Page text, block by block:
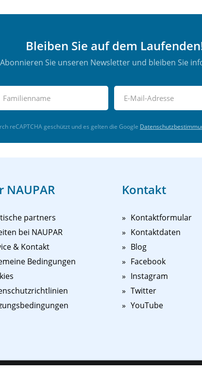
Bleiben Sie auf dem
Abonnieren Sie unseren Newsletter und bleiben Sie
reCAPTCHA geschützt und es gelten die Google
NAUPAR
partners
bei NAUPAR
& Kontakt
Bedingungen
Kontakt
Kontaktformular
Kontaktdaten
Blog
Facebook
Instagram
Twitter
YouTube